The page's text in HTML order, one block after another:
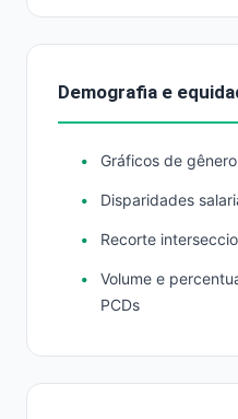
Demografia e
Gráficos de
Disparidades
Recorte
Volume e
PCDs